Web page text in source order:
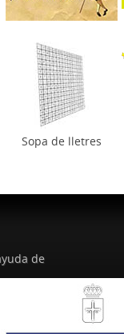
Sopa de lletres
de